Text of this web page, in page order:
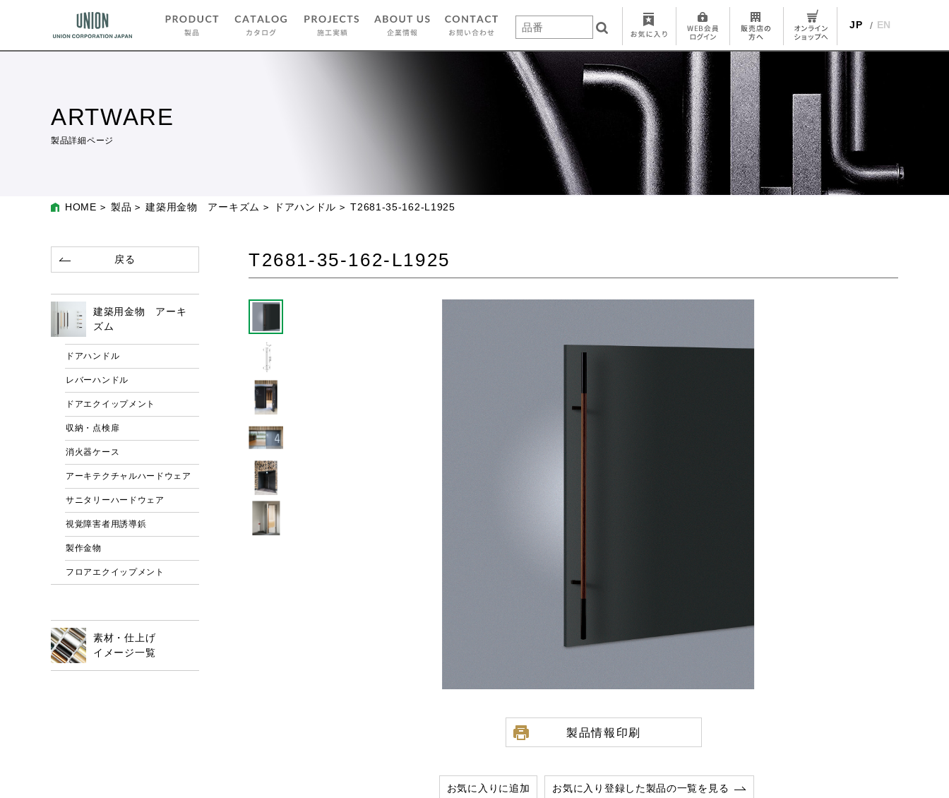
JP EN
ARTWARE
製品詳細ページ
HOME 製品 建築用金物 アーキズム ドアハンドル T2681-35-162-L1925
T2681-35-162-L1925
製品情報印刷
お気に入りに追加 お気に入り登録した製品の一覧を見る
戻る
建築用金物 アーキ
ズム
ドアハンドル
レバーハンドル
ドアエクイップメント
収納・点検扉
消火器ケース
アーキテクチャルハードウェア
サニタリーハードウェア
視覚障害者用誘導鋲
製作金物
フロアエクイップメント
素材・仕上げ
イメージ一覧